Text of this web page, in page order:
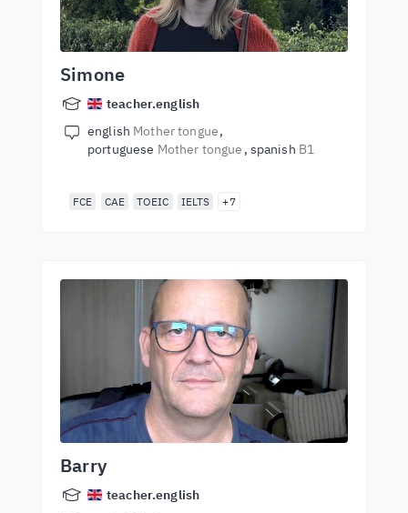
Simone
teacher.english
english Mother tongue
portuguese Mother tongue spanish B1
FCE CAE TOEIC IELTS +7
Barry
teacher.english